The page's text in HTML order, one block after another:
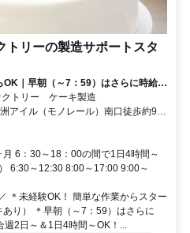
トリーの製造サポートスタ
｜早朝（～7：59）はさらに時給
トリー ケーキ製造
アイル（モノレール）南口徒歩約9
りんかい線）A口徒歩約11分、ＪＲ山
6：30～18：00の間で1日4時間～
6:30～12:30 8:00～17:00 9:00～
＊未経験OK！ 簡単な作業からスター
り） ＊早朝（～7：59）はさらに
2日～＆1日4時間～OK！...